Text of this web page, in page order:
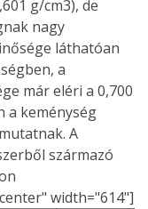
g/cm3), de
nagy
láthatóan
a
már eléri a 0,700
a keménység
A
származó
width="614"]